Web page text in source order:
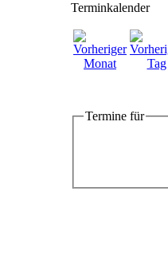
Terminkalender
Termine für